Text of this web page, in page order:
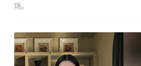
场。